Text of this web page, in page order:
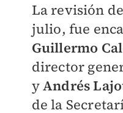
La revisión
julio, fue
Guillermo
director
yAndrés
de la